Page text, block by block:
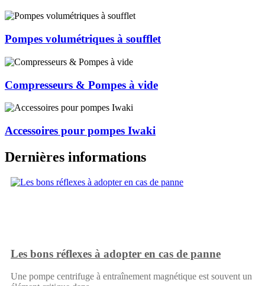
Pompes volumétriques à soufflet
Compresseurs & Pompes à vide
Accessoires pour pompes Iwaki
Dernières informations
Les bons réflexes à adopter en cas de panne
Une pompe centrifuge à entraînement magnétique est souvent un